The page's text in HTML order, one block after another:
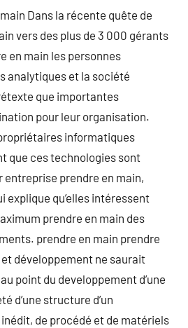
Dans la récente quête de
vers des plus de 3 000 gérants
en main les personnes
analytiques et la société
que importantes
pour leur organisation.
informatiques
que ces technologies sont
prendre en main,
explique qu’elles intéressent
prendre en main des
prendre en main prendre
développement ne saurait
point du developpement d’une
d’une structure d’un
de procédé et de matériels